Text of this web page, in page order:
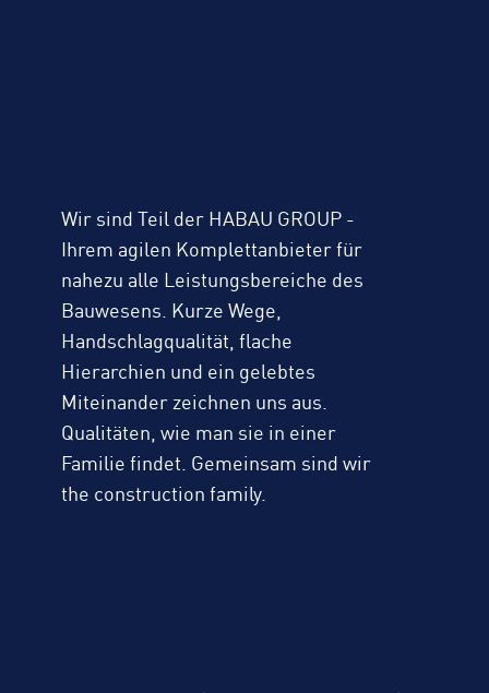
Wir sind Teil der HABAU GROUP -
Ihrem agilen Komplettanbieter für
nahezu alle Leistungsbereiche des
Bauwesens. Kurze Wege,
Handschlagqualität, flache
Hierarchien und ein gelebtes
Miteinander zeichnen uns aus.
Qualitäten, wie man sie in einer
Familie findet. Gemeinsam sind wir
the construction family.